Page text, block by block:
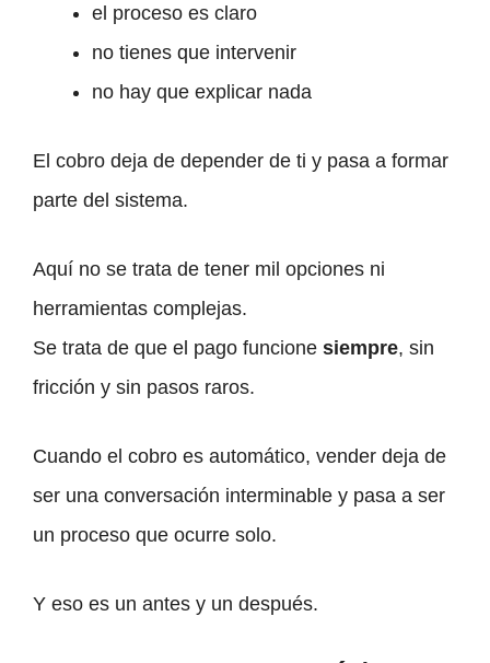
el proceso es claro
no tienes que intervenir
no hay que explicar nada
El cobro deja de depender de ti y pasa a formar
parte del sistema.
Aquí no se trata de tener mil opciones ni
herramientas complejas.
Se trata de que el pago funcione siempre, sin
fricción y sin pasos raros.
Cuando el cobro es automático, vender deja de
ser una conversación interminable y pasa a ser
un proceso que ocurre solo.
Y eso es un antes y un después.